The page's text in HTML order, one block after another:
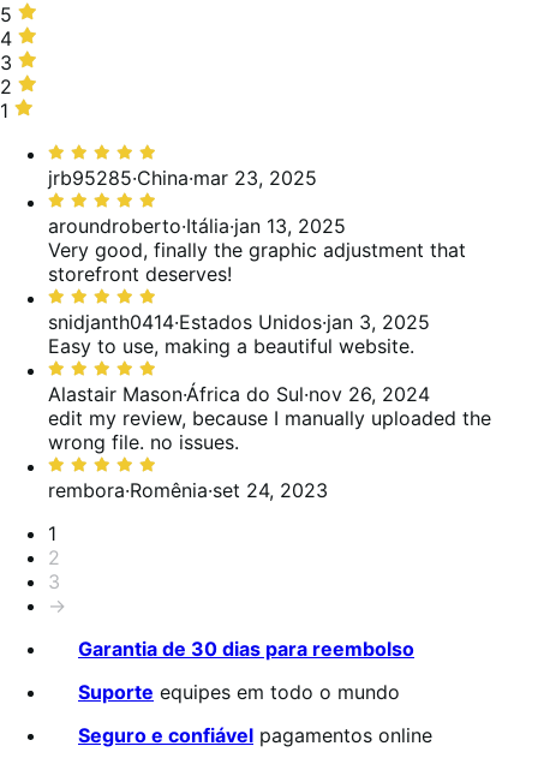
5
estrelas,
91%
de
avaliações
5
4
estrelas,
9%
de
4
3
estrelas,
0%
avaliações
3
2
estrelas,
avaliações
2
1
avaliações
1
Classificado
com
5
de
5
jrb95285·China·mar 23, 2025
Classificado
com
5
de
5
aroundroberto·Itália·jan 13, 2025
Very good, finally the graphic adjustment that
storefront deserves!
Classificado
com
5
de
5
snidjanth0414·Estados Unidos·jan 3, 2025
Easy to use, making a beautiful website.
Classificado
com
5
de
5
Alastair Mason·África do Sul·nov 26, 2024
edit my review, because I manually uploaded the
wrong file. no issues.
Classificado
com
de
5
rembora·Romênia·set 24, 2023
Paginação
1
2
3
→
Garantia de 30 dias para reembolso
Suporte equipes em todo o mundo
Seguro e confiável pagamentos online